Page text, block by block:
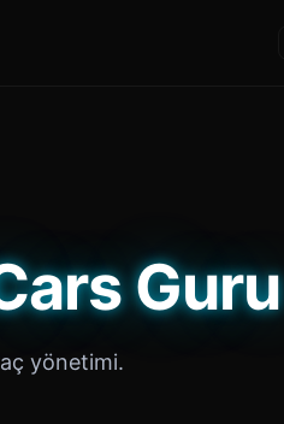
Guru
yönetimi.